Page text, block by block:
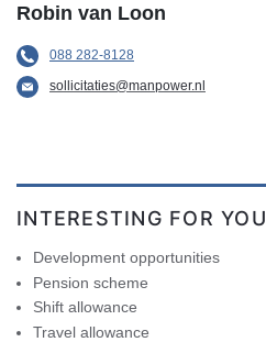
Robin van Loon
088 282-8128
sollicitaties@manpower.nl
INTERESTING FOR YOU
Development opportunities
Pension scheme
Shift allowance
Travel allowance